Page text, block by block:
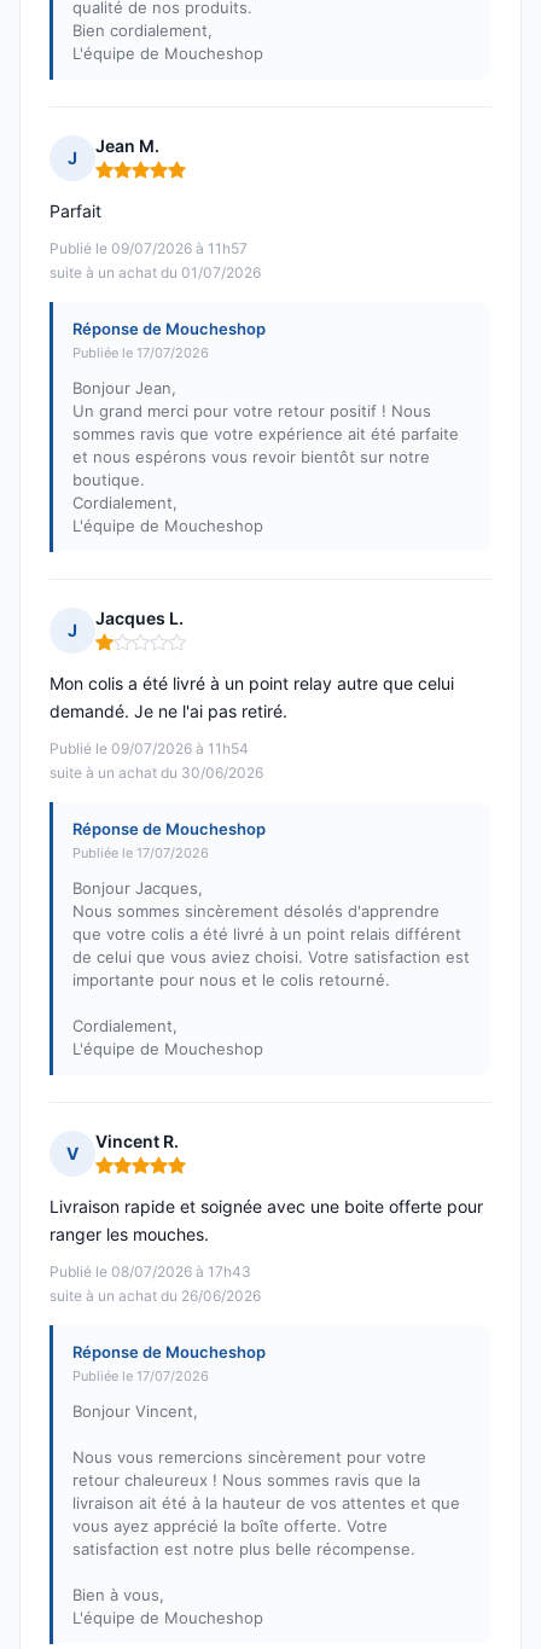
qualité de nos produits.
Bien cordialement,
L'équipe de Moucheshop
J
Jean M.
Note : 5 sur 5
Publié le 09/07/2026 à 11h57
suite à un achat du 01/07/2026
Parfait
Réponse de Moucheshop
Publiée le 17/07/2026
Bonjour Jean,
Un grand merci pour votre retour positif ! Nous
sommes ravis que votre expérience ait été parfaite
et nous espérons vous revoir bientôt sur notre
boutique.
Cordialement,
L'équipe de Moucheshop
J
Jacques L.
Note : 1 sur 5
Publié le 09/07/2026 à 11h54
suite à un achat du 30/06/2026
Mon colis a été livré à un point relay autre que celui
demandé. Je ne l'ai pas retiré.
Réponse de Moucheshop
Publiée le 17/07/2026
Bonjour Jacques,
Nous sommes sincèrement désolés d'apprendre
que votre colis a été livré à un point relais différent
de celui que vous aviez choisi. Votre satisfaction est
importante pour nous et le colis retourné.
Cordialement,
L'équipe de Moucheshop
V
Vincent R.
Note : 5 sur 5
Publié le 08/07/2026 à 17h43
suite à un achat du 26/06/2026
Livraison rapide et soignée avec une boite offerte pour
ranger les mouches.
Réponse de Moucheshop
Publiée le 17/07/2026
Bonjour Vincent,
Nous vous remercions sincèrement pour votre
retour chaleureux ! Nous sommes ravis que la
livraison ait été à la hauteur de vos attentes et que
vous ayez apprécié la boîte offerte. Votre
satisfaction est notre plus belle récompense.
Bien à vous,
L'équipe de Moucheshop